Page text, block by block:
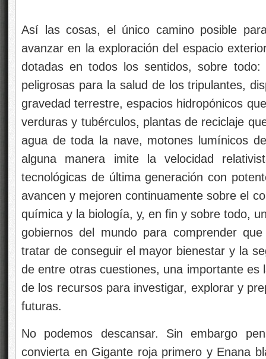
Así las cosas, el único camino posible
avanzar en la exploración del espacio
dotadas en todos los sentidos, sobre
peligrosas para la salud de los tripulantes,
gravedad terrestre, espacios hidropónicos
verduras y tubérculos, plantas de reciclaje
agua de toda la nave, motones lumínicos
alguna manera imite la velocidad
tecnológicas de última generación con
avancen y mejoren continuamente sobre el
química y la biología, y, en fin y sobre todo,
gobiernos del mundo para comprender
tratar de conseguir el mayor bienestar y la
de entre otras cuestiones, una importante
de los recursos para investigar, explorar y
futuras.
No podemos descansar. Sin embargo
convierta en Gigante roja primero y Enana